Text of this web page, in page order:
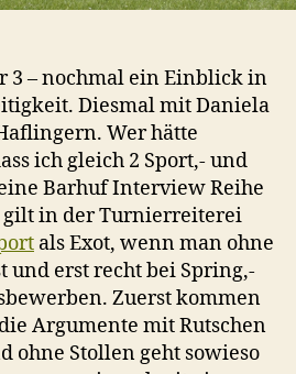
– nochmal ein Einblick in
Diesmal mit Daniela
Wer hätte
ich gleich 2 Sport,- und
Barhuf Interview Reihe
in der Turnierreiterei
als Exot, wenn man ohne
und erst recht bei Spring,-
Zuerst kommen
Argumente mit Rutschen
ohne Stollen geht sowieso